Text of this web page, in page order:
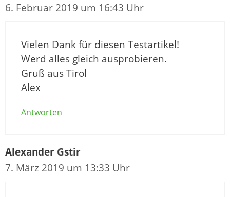
6. Februar 2019 um 16:43 Uhr
Vielen Dank für diesen Testartikel!
Werd alles gleich ausprobieren.
Gruß aus Tirol
Alex
Antworten
Alexander Gstir
7. März 2019 um 13:33 Uhr